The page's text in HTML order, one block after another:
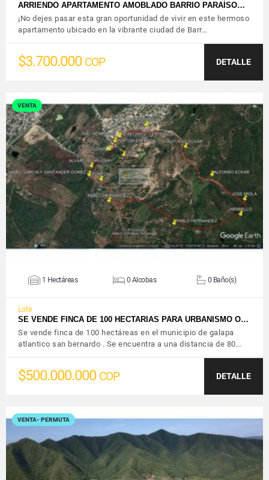
ARRIENDO APARTAMENTO AMOBLADO BARRIO PARAÍSO…
¡No dejes pasar esta gran oportunidad de vivir en este hermoso
apartamento ubicado en la vibrante ciudad de Barr…
$3.700.000 COP DETALLE
VENTA
VER DETALLES
1 Hectáreas 0 Alcobas 0 Baño(s)
Lote
SE VENDE FINCA DE 100 HECTARIAS PARA URBANISMO O…
Se vende finca de 100 hectáreas en el municipio de galapa
atlantico san bernardo . Se encuentra a una distancia de 80…
$500.000.000 COP DETALLE
VENTA- PERMUTA